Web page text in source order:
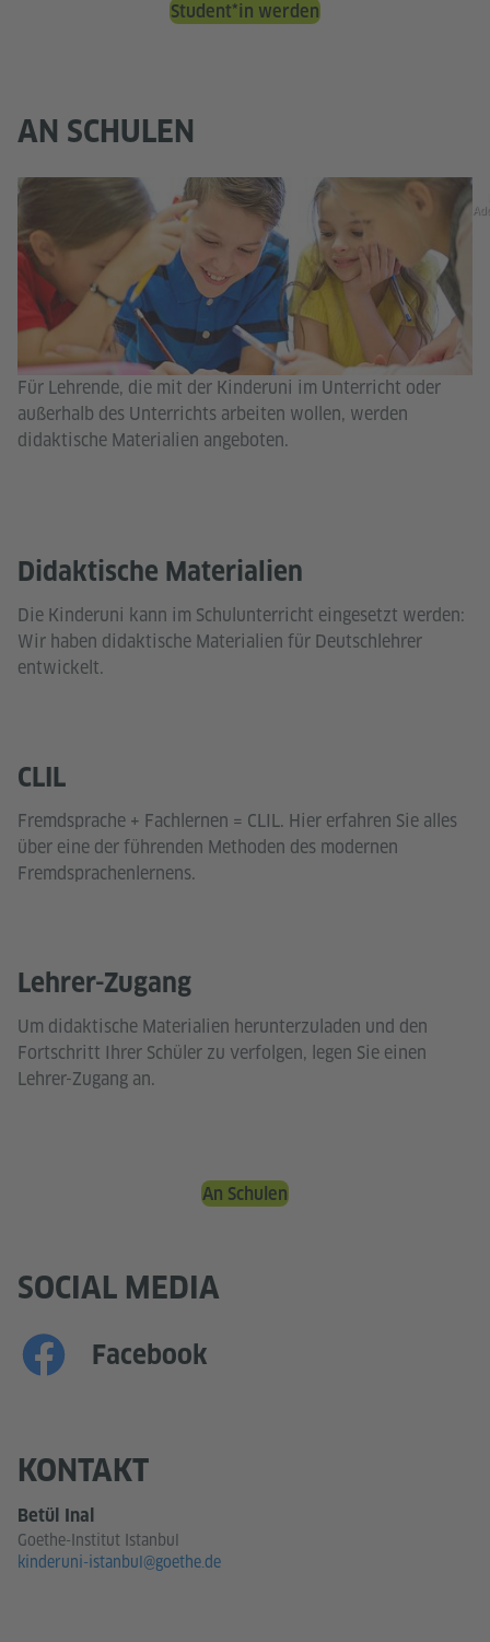
Student*in werden
AN SCHULEN
Für Lehrende, die mit der Kinderuni im Unterricht oder
außerhalb des Unterrichts arbeiten wollen, werden
didaktische Materialien angeboten.
Didaktische Materialien
Die Kinderuni kann im Schulunterricht eingesetzt werden:
Wir haben didaktische Materialien für Deutschlehrer
entwickelt.
CLIL
Fremdsprache + Fachlernen = CLIL. Hier erfahren Sie alles
über eine der führenden Methoden des modernen
Fremdsprachenlernens.
Lehrer-Zugang
Um didaktische Materialien herunterzuladen und den
Fortschritt Ihrer Schüler zu verfolgen, legen Sie einen
Lehrer-Zugang an.
An Schulen
SOCIAL MEDIA
Facebook
KONTAKT
Betül Inal
Goethe-Institut Istanbul
kinderuni-istanbul@goethe.de